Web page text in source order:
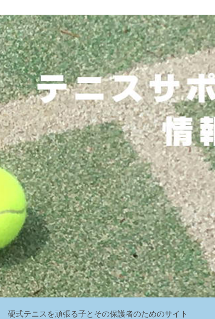
硬式テニスを頑張る子とその保護者のためのサイト